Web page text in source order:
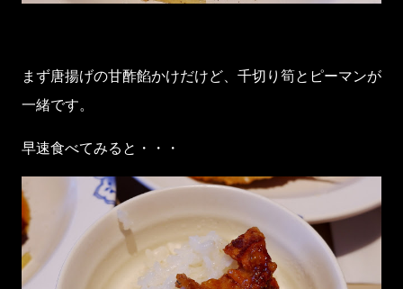
まず唐揚げの甘酢餡かけだけど、千切り筍とピーマンが
一緒です。
早速食べてみると・・・